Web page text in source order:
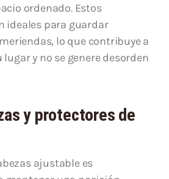
ordenado. Estos
ideales para guardar
lo que contribuye a
y no se genere desorden
y protectores de
ajustable es